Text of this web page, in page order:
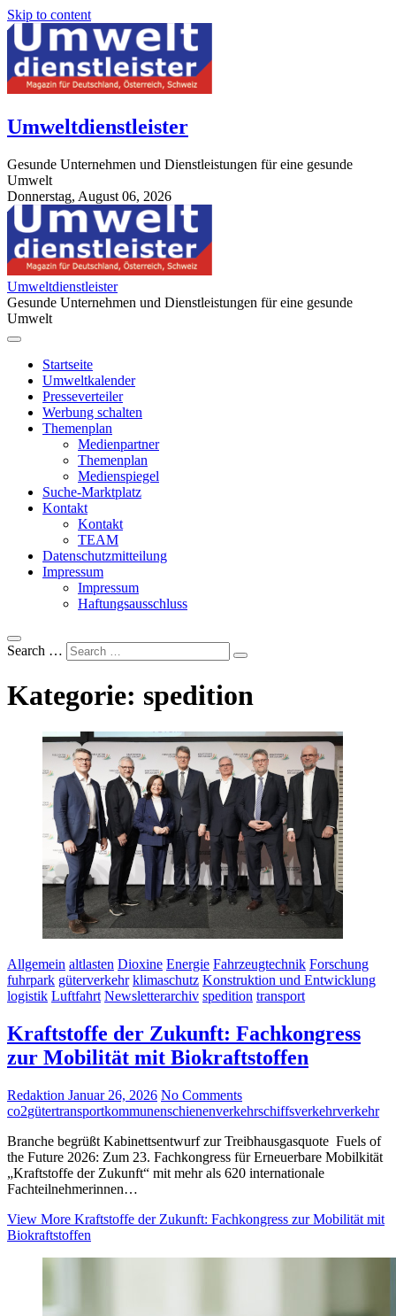
Skip to content
Umweltdienstleister
Gesunde Unternehmen und Dienstleistungen für eine gesunde
Umwelt
Donnerstag, August 06, 2026
StuttgartApotheke.com
Umweltdienstleister
Gesunde Unternehmen und Dienstleistungen für eine gesunde
Umwelt
Startseite
Umweltkalender
Presseverteiler
Werbung schalten
Themenplan
Medienpartner
Themenplan
Medienspiegel
Suche-Marktplatz
Kontakt
Kontakt
TEAM
Datenschutzmitteilung
Impressum
Impressum
Haftungsausschluss
Search …
Kategorie: spedition
Allgemein altlasten Dioxine Energie Fahrzeugtechnik Forschung
fuhrpark güterverkehr klimaschutz Konstruktion und Entwicklung
logistik Luftfahrt Newsletterarchiv spedition transport
Kraftstoffe der Zukunft: Fachkongress
zur Mobilität mit Biokraftstoffen
Redaktion Januar 26, 2026 No Comments
co2gütertransportkommunenschienenverkehrschiffsverkehrverkehr
Branche begrüßt Kabinettsentwurf zur Treibhausgasquote Fuels of
the Future 2026: Zum 23. Fachkongress für Erneuerbare Mobilkität
„Kraftstoffe der Zukunft“ mit mehr als 620 internationale
Fachteilnehmerinnen…
View More Kraftstoffe der Zukunft: Fachkongress zur Mobilität mit
Biokraftstoffen